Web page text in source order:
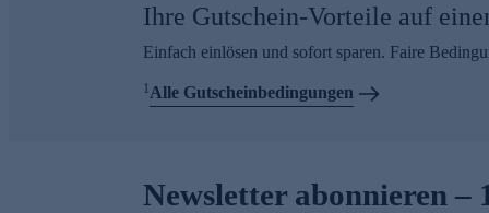
Ihre Gutschein-Vorteile auf
Einfach einlösen und sofort sparen. Faire
1Alle Gutscheinbedingungen
Newsletter abonnieren –